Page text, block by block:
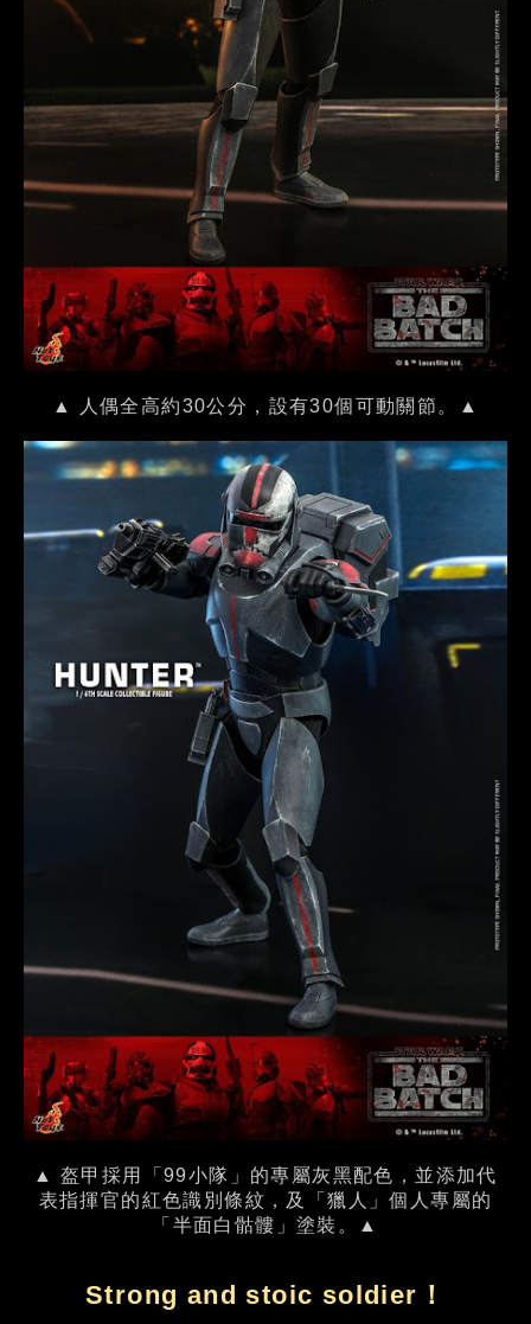
▲ 人偶全高約30公分，設有30個可動關節。▲
▲ 盔甲採用「99小隊」的專屬灰黑配色，並添加代
表指揮官的紅色識別條紋，及「獵人」個人專屬的
「半面白骷髏」塗裝。▲
Strong and stoic soldier！